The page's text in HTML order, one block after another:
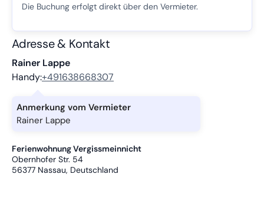
Die Buchung erfolgt direkt über den Vermieter.
Adresse & Kontakt
Rainer Lappe
Handy:+491638668307
Anmerkung vom Vermieter
Rainer Lappe
Ferienwohnung Vergissmeinnicht
Obernhofer Str. 54
56377 Nassau, Deutschland